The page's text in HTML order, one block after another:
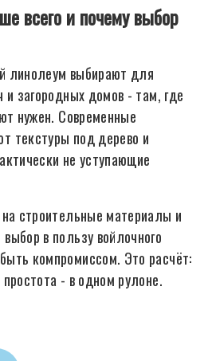
всего и почему выбор
линолеум выбирают для
и загородных домов - там, где
нужен. Современные
текстуры под дерево и
не уступающие
строительные материалы и
в пользу войлочного
компромиссом. Это расчёт:
- в одном рулоне.